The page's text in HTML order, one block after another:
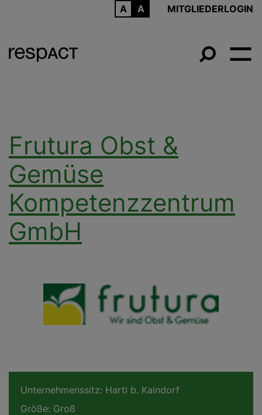
MITGLIEDERLOGIN
Frutura Obst &
Gemüse
Kompetenzzentrum
GmbH
Unternehmenssitz: Hartl b. Kaindorf
Größe: Groß